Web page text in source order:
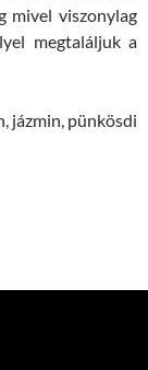
mivel viszonylag
megtaláljuk a
jázmin, pünkösdi